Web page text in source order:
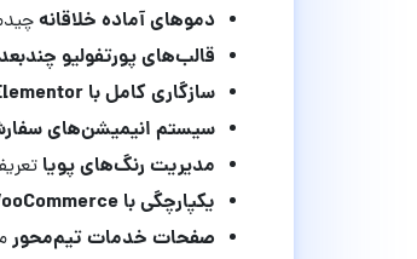
دموهای آماده خلاقانه
قالب‌های پورتفولیو
سازگاری کامل با Elementor
سیستم انیمیشن‌های
مدیریت رنگ‌های پویا
یکپارچگی با WooCommerce
صفحات خدمات تیم‌محور